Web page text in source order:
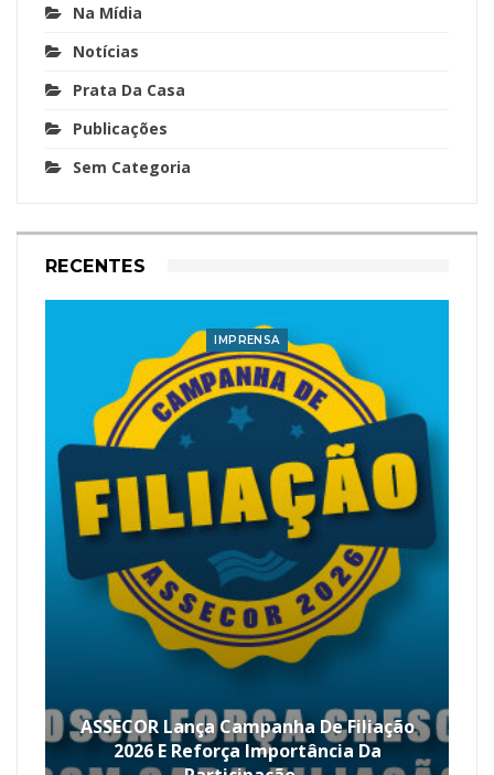
Na Mídia
Notícias
Prata Da Casa
Publicações
Sem Categoria
RECENTES
IMPRENSA
ASSECOR Lança Campanha De Filiação
2026 E Reforça Importância Da